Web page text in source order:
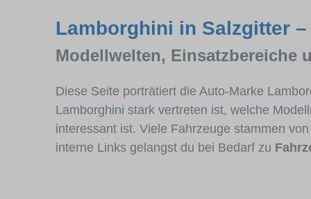
Lamborghini in Salzgitter
Modellwelten, Einsatzbereiche
Diese Seite porträtiert die Auto-Marke
Lamborghini stark vertreten ist, welche
interessant ist. Viele Fahrzeuge stammen
interne Links gelangst du bei Bedarf zu